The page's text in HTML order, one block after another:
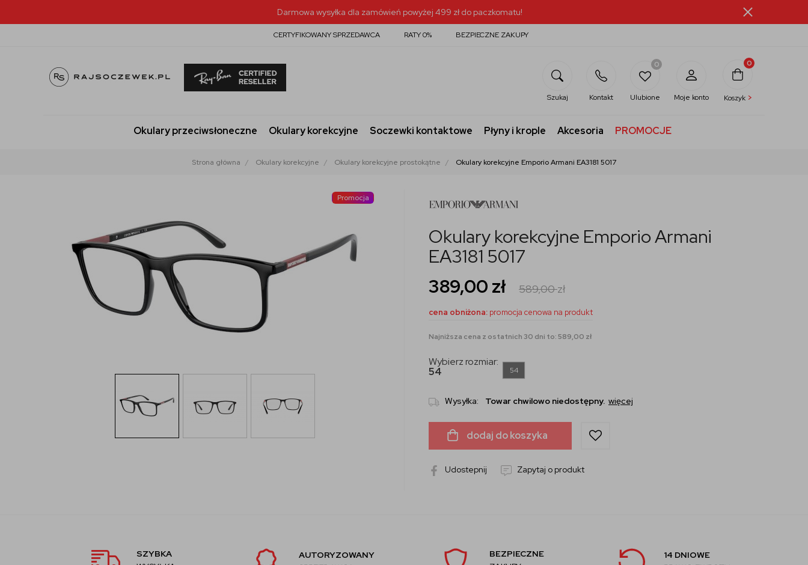
Darmowa wysyłka dla zamówień powyżej 499 zł do paczkomatu!
CERTYFIKOWANY SPRZEDAWCA RATY 0% BEZPIECZNE ZAKUPY
Szukaj Kontakt
0
Ulubione Moje konto
0
Koszyk >
Okulary przeciwsłoneczne Okulary korekcyjne Soczewki kontaktowe Płyny i krople Akcesoria PROMOCJE
Strona główna Okulary korekcyjne Okulary korekcyjne prostokątne Okulary korekcyjne Emporio Armani EA3181 5017
Promocja
Okulary korekcyjne Emporio Armani
EA3181 5017
389,00 zł 589,00zł
cena obniżona: promocja cenowa na produkt
Najniższa cena z ostatnich 30 dni to: 589,00 zł
Wybierz rozmiar:
54
54
Wysyłka: Towar chwilowo niedostępny. więcej
dodaj do koszyka
Udostepnij Zapytaj o produkt
SZYBKA
AUTORYZOWANY
BEZPIECZNE
14 DNIOWE